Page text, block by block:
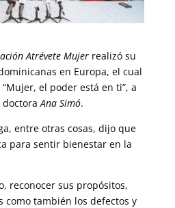
Atrévete Mujerrealizó su
en Europa, el cual
el poder está en ti”, a
doctora Ana Simó.
entre otras cosas, dijo que
para sentir bienestar en la
reconocer sus propósitos,
como también los defectos y